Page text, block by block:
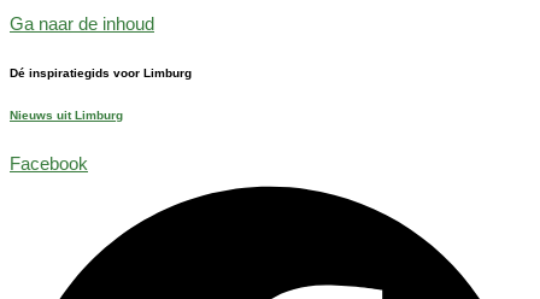
Ga naar de inhoud
Dé inspiratiegids voor Limburg
Nieuws uit Limburg
Facebook